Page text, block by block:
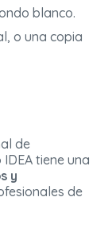
blanco.
o una copia
de
tiene una
y
de